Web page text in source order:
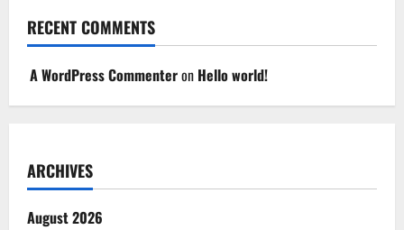
RECENT COMMENTS
A WordPress Commenteron Hello world!
ARCHIVES
August 2026